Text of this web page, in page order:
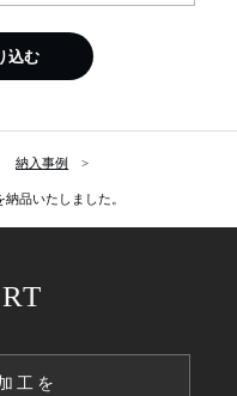
込む
納入事例
品いたしました。
工を